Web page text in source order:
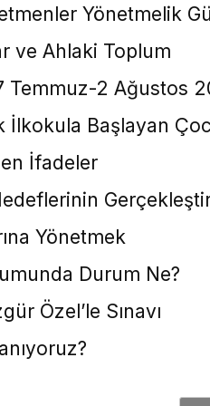
Yönetmelik
ve Ahlaki Toplum
Temmuz-2 Ağustos
İlkokula Başlayan
İfadeler
Yönetmek
Durum Ne?
Özel’le Sınavı